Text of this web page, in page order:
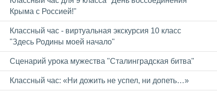
Крыма с Россией!"
Классный час - виртуальная экскурсия 10 класс
"Здесь Родины моей начало"
Сценарий урока мужества "Сталинградская битва"
Классный час: «Ни дожить не успел, ни допеть…»